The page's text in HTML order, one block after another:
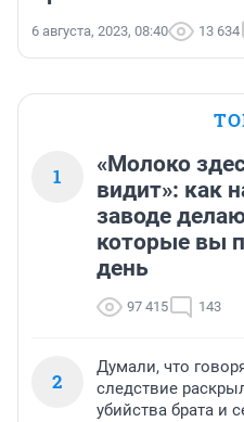
6 августа, 2023, 08:40 13 634
1
«Молоко
видит»: как
заводе
которые вы
день
97 415 143
2
Думали, что
следствие
убийства брата и